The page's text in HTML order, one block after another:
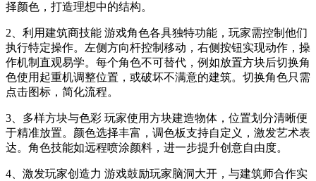
择颜色，打造理想中的结构。
2、利用建筑商技能 游戏角色各具独特功能，玩家需控制他们
执行特定操作。左侧方向杆控制移动，右侧按钮实现动作，操
作机制直观易学。每个角色不可替代，例如放置方块后切换角
色使用起重机调整位置，或破坏不满意的建筑。切换角色只需
点击图标，简化流程。
3、多样方块与色彩 玩家使用方块建造物体，位置划分清晰便
于精准放置。颜色选择丰富，调色板支持自定义，激发艺术表
达。角色技能如远程喷涂颜料，进一步提升创意自由度。
4、激发玩家创造力 游戏鼓励玩家脑洞大开，与建筑师合作实